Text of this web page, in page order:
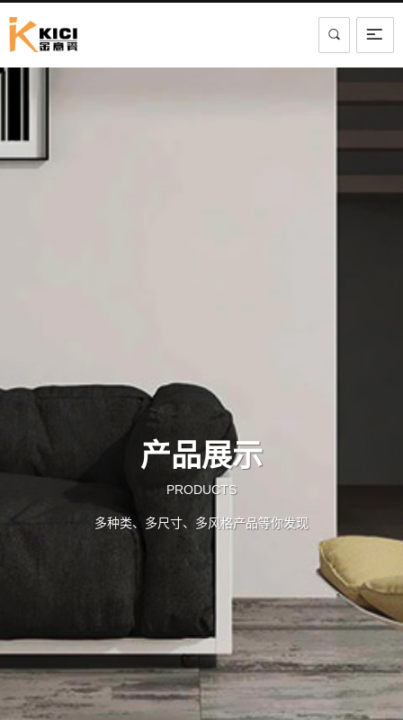
产品展示
PRODUCTS
多种类、多尺寸、多风格产品等你发现